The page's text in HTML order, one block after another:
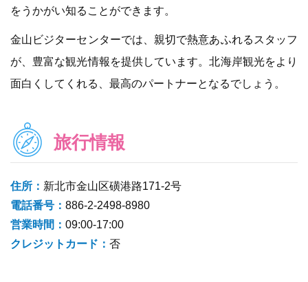
をうかがい知ることができます。
金山ビジターセンターでは、親切で熱意あふれるスタッフ
が、豊富な観光情報を提供しています。北海岸観光をより
面白くしてくれる、最高のパートナーとなるでしょう。
旅行情報
住所： 新北市金山区磺港路171-2号
電話番号： 886-2-2498-8980
営業時間： 09:00-17:00
クレジットカード： 否